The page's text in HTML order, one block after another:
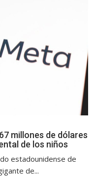
millones de dólares
de los niños
estadounidense de
de...